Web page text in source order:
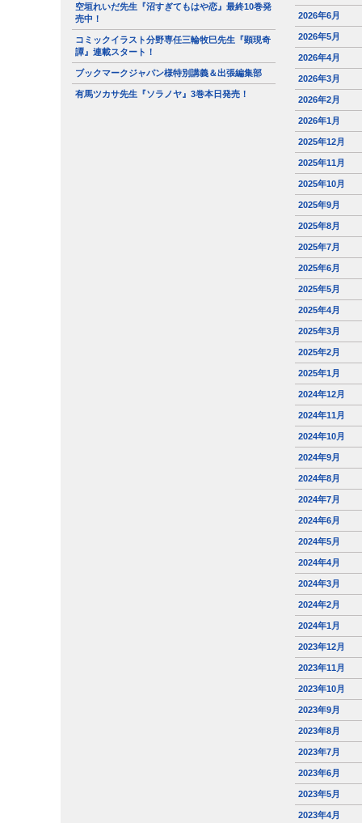
空垣れいだ先生『沼すぎてもはや恋』最終10巻発
売中！
コミックイラスト分野専任三輪牧巳先生『顕現奇
譚』連載スタート！
ブックマークジャパン様特別講義＆出張編集部
有馬ツカサ先生『ソラノヤ』3巻本日発売！
2026年6月
2026年5月
2026年4月
2026年3月
2026年2月
2026年1月
2025年12月
2025年11月
2025年10月
2025年9月
2025年8月
2025年7月
2025年6月
2025年5月
2025年4月
2025年3月
2025年2月
2025年1月
2024年12月
2024年11月
2024年10月
2024年9月
2024年8月
2024年7月
2024年6月
2024年5月
2024年4月
2024年3月
2024年2月
2024年1月
2023年12月
2023年11月
2023年10月
2023年9月
2023年8月
2023年7月
2023年6月
2023年5月
2023年4月